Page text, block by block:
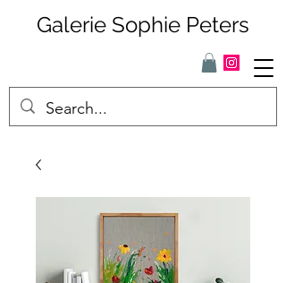
Galerie Sophie Peters